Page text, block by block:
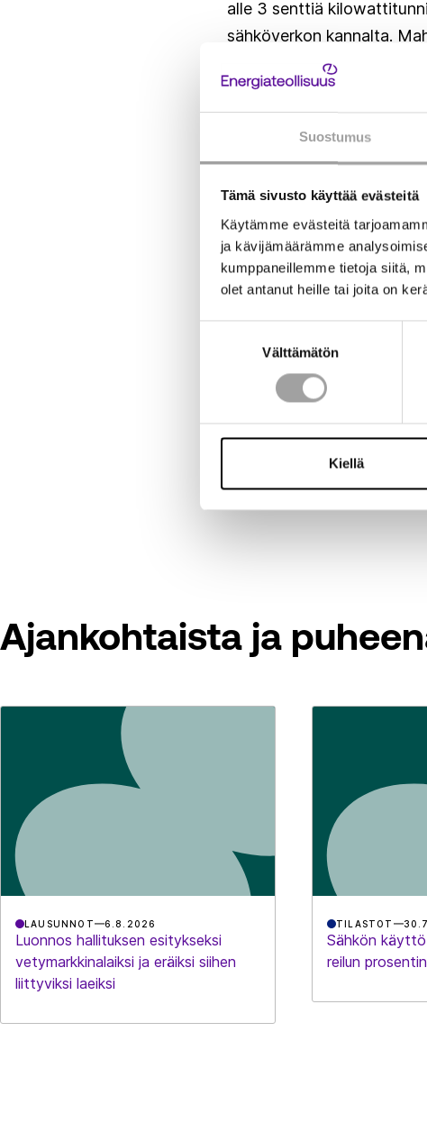
Suostumus
Tämä sivusto käyttää evästeitä
Käytämme evästeitä
ja kävijämäärämme
kumppaneillemme tietoja siitä,
olet antanut heille tai joita on
Välttämätön
Kiellä
alle 3 senttiä
sähköverkon kannalta.
elämää hetkauta, joka
vuoden lopulla julkaistu
ajoneuvoaan
on ottaa huomioon
älykästä
Linkit
Sähköautojen verotus ja
Sähköntuotanto ja
LUT tutkimushanke,
Ajankohtaista ja
LAUSUNNOT 6.8.2026
Luonnos hallituksen esitykseksi
vetymarkkinalaiksi ja eräiksi siihen
liittyviksi laeiksi
TILASTOT
Sähkön käyttö
reilun prosentin